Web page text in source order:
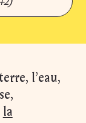
l’eau,
la